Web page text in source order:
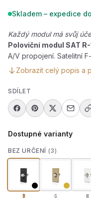
Skladem – expedice
Každý modul má svůj
Poloviční modul SAT
A/V propojení. Satelitní
Zobrazit celý popis a
SDÍLET
Dostupné varianty
BEZ URČENÍ (3)
B G W